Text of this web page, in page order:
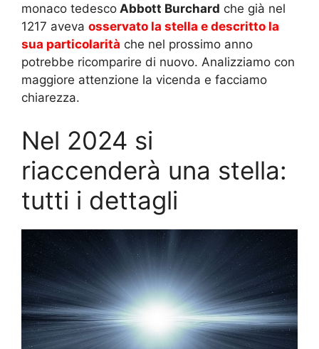
monaco tedesco Abbott Burchard che già nel
1217 aveva osservato la stella e descritto la
sua particolarità che nel prossimo anno
potrebbe ricomparire di nuovo. Analizziamo con
maggiore attenzione la vicenda e facciamo
chiarezza.
Nel 2024 si
riaccenderà una stella:
tutti i dettagli